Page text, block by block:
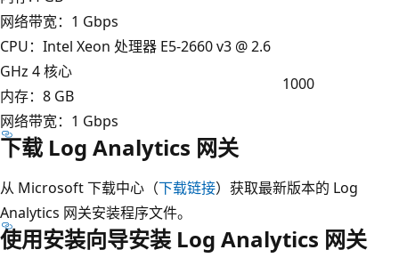
网络带宽：1 Gbps
CPU：Intel Xeon 处理器 E5-2660 v3 @ 2.6
GHz 4 核心
内存：8 GB
网络带宽：1 Gbps
1000
下载 Log Analytics 网关
从 Microsoft 下载中心（下载链接）获取最新版本的 Log
Analytics 网关安装程序文件。
使用安装向导安装 Log Analytics 网关